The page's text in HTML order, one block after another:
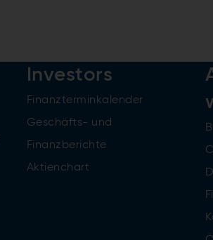
Investors
Finanzterminkalender
Geschäfts- und
Finanzberichte
Aktienchart